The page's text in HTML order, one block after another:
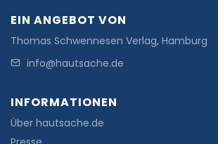
EIN ANGEBOT VON
Thomas Schwennesen Verlag, Hamburg
info@hautsache.de
INFORMATIONEN
Über hautsache.de